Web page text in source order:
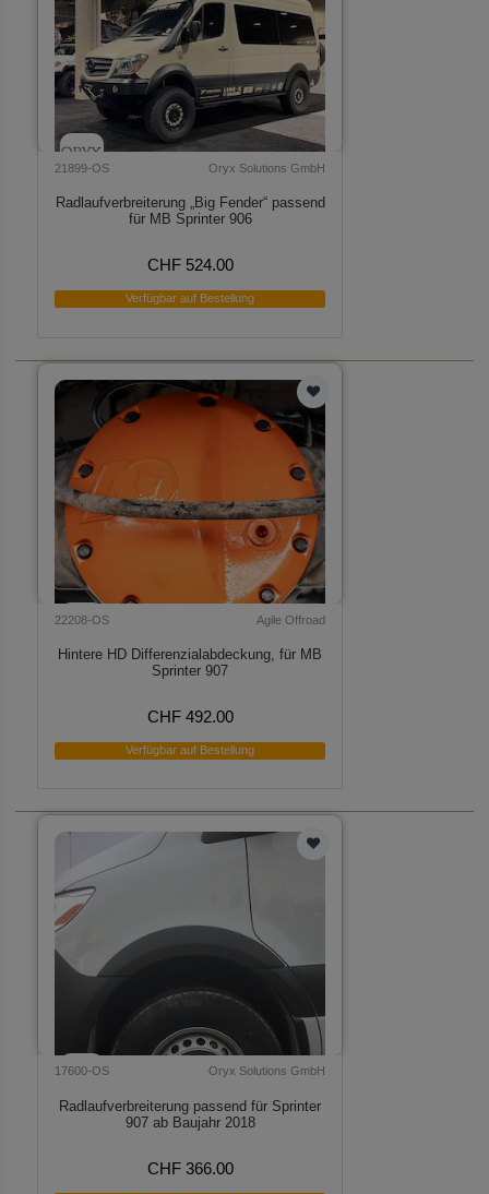
21899-OS Oryx Solutions GmbH
Radlaufverbreiterung „Big Fender“ passend
für MB Sprinter 906
CHF 524.00
Verfügbar auf Bestellung
22208-OS Agile Offroad
Hintere HD Differenzialabdeckung, für MB
Sprinter 907
CHF 492.00
Verfügbar auf Bestellung
17600-OS Oryx Solutions GmbH
Radlaufverbreiterung passend für Sprinter
907 ab Baujahr 2018
CHF 366.00